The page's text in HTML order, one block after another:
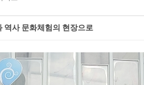
역사 문화체험의 현장으로